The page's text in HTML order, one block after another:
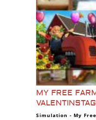
MY FREE
VALENTINSTAG
Simulation - My